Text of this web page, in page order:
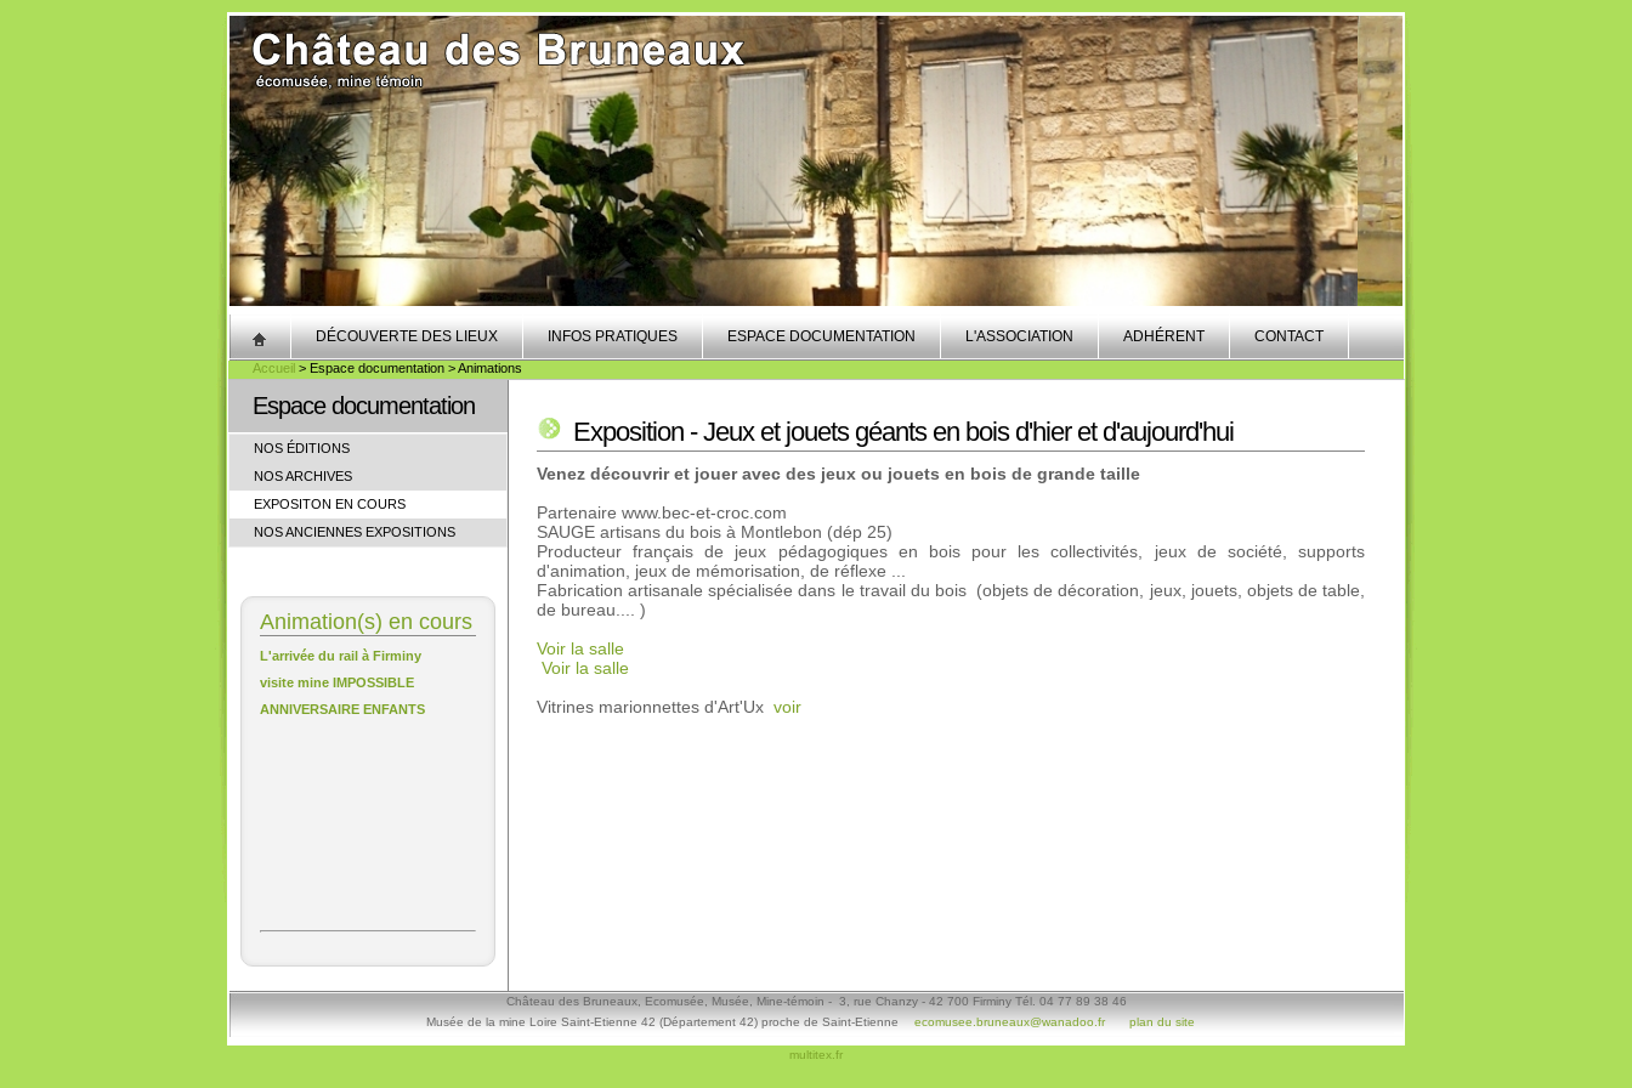
DÉCOUVERTE DES LIEUX INFOS PRATIQUES ESPACE DOCUMENTATION L'ASSOCIATION ADHÉRENT CONTACT
Accueil > Espace documentation > Animations
Espace documentation
NOS ÉDITIONS
NOS ARCHIVES
EXPOSITON EN COURS
NOS ANCIENNES EXPOSITIONS
Animation(s) en cours
L'arrivée du rail à Firminy
visite mine IMPOSSIBLE
ANNIVERSAIRE ENFANTS
Exposition - Jeux et jouets géants en bois d'hier et d'aujourd'hui
Venez découvrir et jouer avec des jeux ou jouets en bois de grande taille
Partenaire www.bec-et-croc.com
SAUGE artisans du bois à Montlebon (dép 25)
Producteur français de jeux pédagogiques en bois pour les collectivités, jeux de société, supports
d'animation, jeux de mémorisation, de réflexe ...
Fabrication artisanale spécialisée dans le travail du bois (objets de décoration, jeux, jouets, objets de table,
de bureau.... )
Voir la salle
Voir la salle
Vitrines marionnettes d'Art'Ux voir
Château des Bruneaux, Ecomusée, Musée, Mine-témoin - 3, rue Chanzy - 42 700 Firminy Tél. 04 77 89 38 46
Musée de la mine Loire Saint-Etienne 42 (Département 42) proche de Saint-Etienne
ecomusee.bruneaux@wanadoo.fr plan du site
multitex.fr